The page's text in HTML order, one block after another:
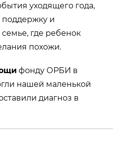
уходящего года,
поддержку и
где ребенок
похожи.
фонду ОРБИ в
нашей маленькой
диагноз в